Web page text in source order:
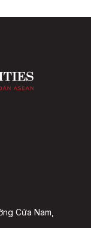
Cửa Nam,